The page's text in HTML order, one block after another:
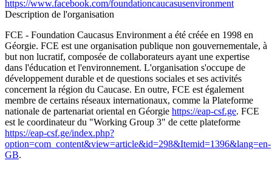
https://www.facebook.com/foundationcaucasusenvironment
Description de l'organisation
FCE - Foundation Caucasus Environment a été créée en 1998 en
Géorgie. FCE est une organisation publique non gouvernementale, à
but non lucratif, composée de collaborateurs ayant une expertise
dans l'éducation et l'environnement. L'organisation s'occupe de
développement durable et de questions sociales et ses activités
concernent la région du Caucase. En outre, FCE est également
membre de certains réseaux internationaux, comme la Plateforme
nationale de partenariat oriental en Géorgie https://eap-csf.ge. FCE
est le coordinateur du "Working Group 3" de cette plateforme
https://eap-csf.ge/index.php?
option=com_content&view=article&id=298&Itemid=1396&lang=en-
GB.